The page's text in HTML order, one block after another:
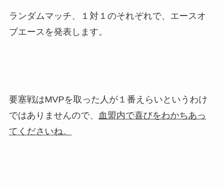
ランダムマッチ、１対１のそれぞれで、エースオ
ブエースを発表します。
要塞戦はMVPを取った人が１番えらいというわけ
ではありませんので、
血盟内で喜びをわかちあっ
てくださいね。